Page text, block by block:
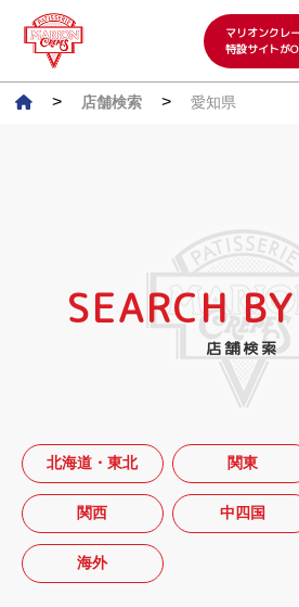
マリオンクレ
特設サイトが
> 店舗検索 > 愛知県
SEARCH
店舗検索
北海道・東北 関東
関西 中四国
海外